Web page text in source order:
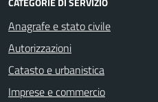
Anagrafe e stato civile
Autorizzazioni
Catasto e urbanistica
Imprese e commercio